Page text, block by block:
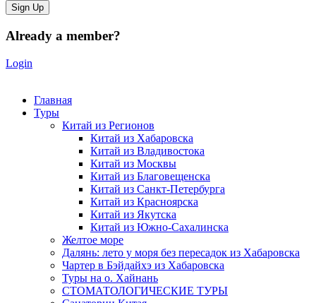
Already a member?
Login
Главная
Туры
Китай из Регионов
Китай из Хабаровска
Китай из Владивостока
Китай из Москвы
Китай из Благовещенска
Китай из Санкт-Петербурга
Китай из Красноярска
Китай из Якутска
Китай из Южно-Сахалинска
Желтое море
Далянь: лето у моря без пересадок из Хабаровска
Чартер в Бэйдайхэ из Хабаровска
Туры на о. Хайнань
СТОМАТОЛОГИЧЕСКИЕ ТУРЫ